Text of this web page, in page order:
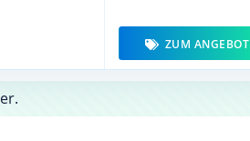
ZUM ANGEBOT